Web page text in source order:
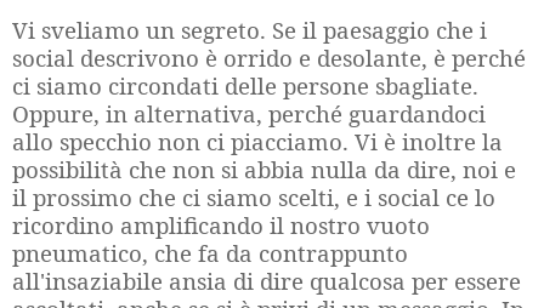
Vi sveliamo un segreto. Se il paesaggio che i
social descrivono è orrido e desolante, è perché
ci siamo circondati delle persone sbagliate.
Oppure, in alternativa, perché guardandoci
allo specchio non ci piacciamo. Vi è inoltre la
possibilità che non si abbia nulla da dire, noi e
il prossimo che ci siamo scelti, e i social ce lo
ricordino amplificando il nostro vuoto
pneumatico, che fa da contrappunto
all'insaziabile ansia di dire qualcosa per essere